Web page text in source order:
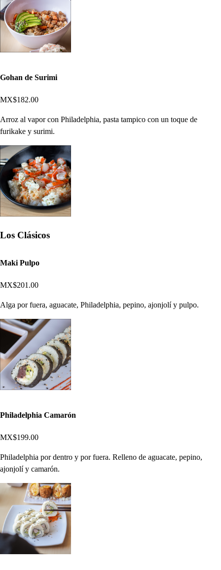
Gohan de Surimi
MX$182.00
Arroz al vapor con Philadelphia, pasta tampico con un toque de
furikake y surimi.
Los Clásicos
Maki Pulpo
MX$201.00
Alga por fuera, aguacate, Philadelphia, pepino, ajonjolí y pulpo.
Philadelphia Camarón
MX$199.00
Philadelphia por dentro y por fuera. Relleno de aguacate, pepino,
ajonjolí y camarón.